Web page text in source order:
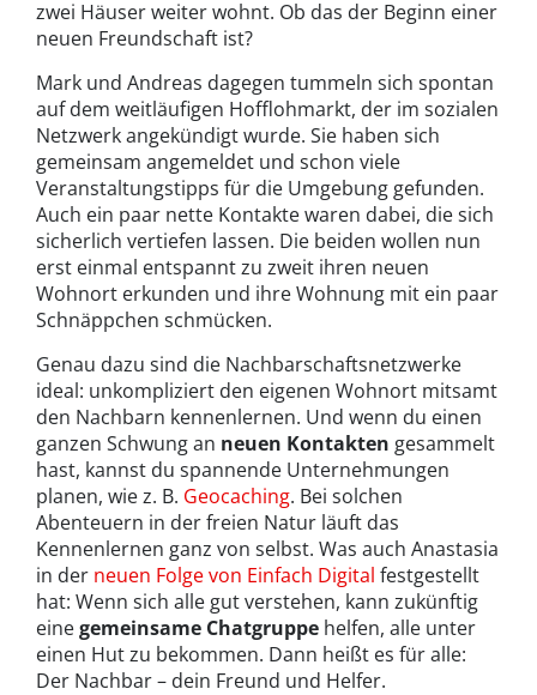
zwei Häuser weiter wohnt. Ob das der Beginn einer
neuen Freundschaft ist?
Mark und Andreas dagegen tummeln sich spontan
auf dem weitläufigen Hofflohmarkt, der im sozialen
Netzwerk angekündigt wurde. Sie haben sich
gemeinsam angemeldet und schon viele
Veranstaltungstipps für die Umgebung gefunden.
Auch ein paar nette Kontakte waren dabei, die sich
sicherlich vertiefen lassen. Die beiden wollen nun
erst einmal entspannt zu zweit ihren neuen
Wohnort erkunden und ihre Wohnung mit ein paar
Schnäppchen schmücken.
Genau dazu sind die Nachbarschaftsnetzwerke
ideal: unkompliziert den eigenen Wohnort mitsamt
den Nachbarn kennenlernen. Und wenn du einen
ganzen Schwung an neuen Kontakten gesammelt
hast, kannst du spannende Unternehmungen
planen, wie z. B. Geocaching. Bei solchen
Abenteuern in der freien Natur läuft das
Kennenlernen ganz von selbst. Was auch Anastasia
in der neuen Folge von Einfach Digital festgestellt
hat: Wenn sich alle gut verstehen, kann zukünftig
einegemeinsame Chatgruppe helfen, alle unter
einen Hut zu bekommen. Dann heißt es für alle:
Der Nachbar – dein Freund und Helfer.